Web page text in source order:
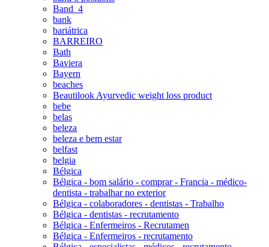
Band_4
bank
bariátrica
BARREIRO
Bath
Baviera
Bayern
beaches
Beautilook Ayurvedic weight loss product
bebe
belas
beleza
beleza e bem estar
belfast
belgia
Bélgica
Bélgica - bom salário - comprar - Francia - médico-
dentista - trabalhar no exterior
Bélgica - colaboradores - dentistas - Trabalho
Bélgica - dentistas - recrutamento
Bélgica - Enfermeiros - Recrutamen
Bélgica - Enfermeiros - recrutamento